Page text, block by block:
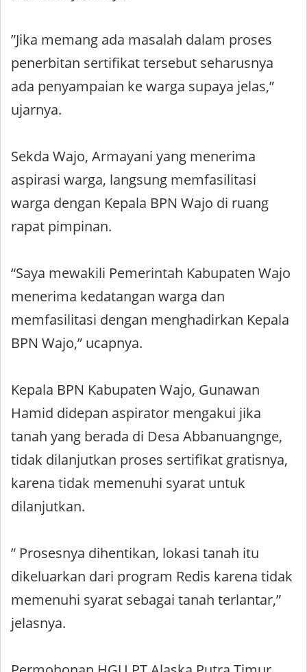
”Jika memang ada masalah dalam proses
penerbitan sertifikat tersebut seharusnya
ada penyampaian ke warga supaya jelas,”
ujarnya.
Sekda Wajo, Armayani yang menerima
aspirasi warga, langsung memfasilitasi
warga dengan Kepala BPN Wajo di ruang
rapat pimpinan.
“Saya mewakili Pemerintah Kabupaten Wajo
menerima kedatangan warga dan
memfasilitasi dengan menghadirkan Kepala
BPN Wajo,” ucapnya.
Kepala BPN Kabupaten Wajo, Gunawan
Hamid didepan aspirator mengakui jika
tanah yang berada di Desa Abbanuangnge,
tidak dilanjutkan proses sertifikat gratisnya,
karena tidak memenuhi syarat untuk
dilanjutkan.
” Prosesnya dihentikan, lokasi tanah itu
dikeluarkan dari program Redis karena tidak
memenuhi syarat sebagai tanah terlantar,”
jelasnya.